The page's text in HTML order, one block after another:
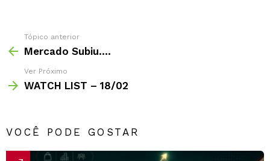
Tópico anterior
Mercado Subiu….
Ver Próximo
WATCH LIST – 18/02
VOCÊ PODE GOSTAR